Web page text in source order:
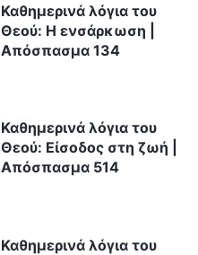
Καθημερινά λόγια του
Θεού: Η ενσάρκωση |
Απόσπασμα 134
Καθημερινά λόγια του
Θεού: Είσοδος στη ζωή |
Απόσπασμα 514
Καθημερινά λόγια του